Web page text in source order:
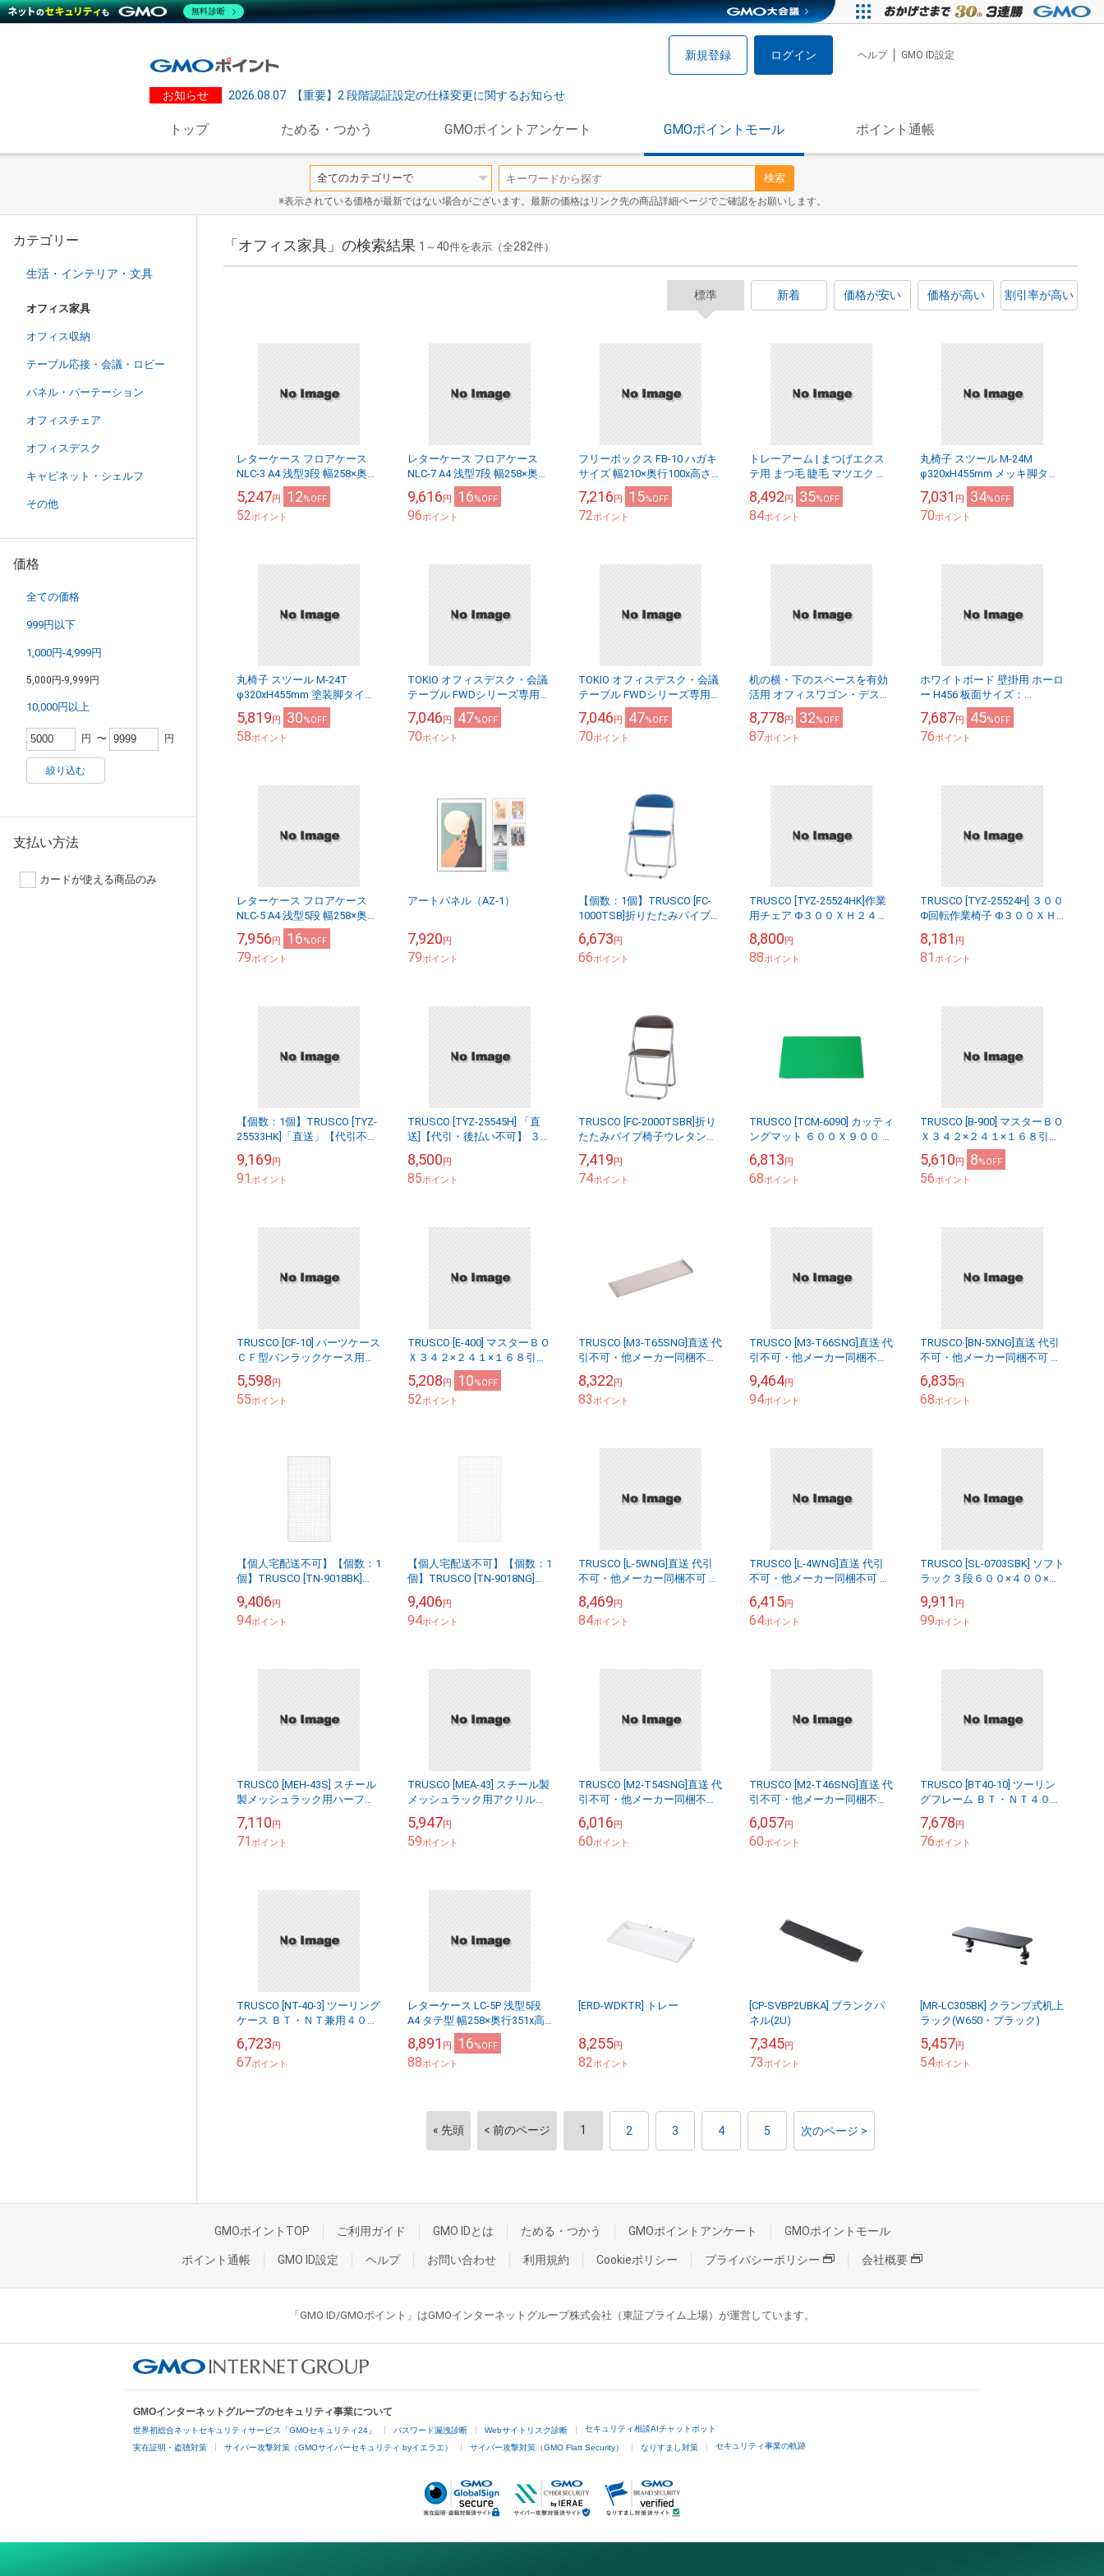
新規登録 ログイン ヘルプ GMO ID設定
お知らせ 2026.08.07 【重要】2 段階認証設定の仕様変更に関するお知らせ
トップ ためる・つかう GMOポイントアンケート GMOポイントモール ポイント通帳
検索
※表示されている価格が最新ではない場合がございます。最新の価格はリンク先の商品詳細ページでご確認をお願いします。
カテゴリー
生活・インテリア・文具
オフィス家具
オフィス収納
テーブル応接・会議・ロビー
パネル・パーテーション
オフィスチェア
オフィスデスク
キャビネット・シェルフ
その他
価格
全ての価格
999円以下
1,000円-4,999円
5,000円-9,999円
10,000円以上
円 〜 円
絞り込む
支払い方法
カードが使える商品のみ
「オフィス家具」の検索結果 1 ～ 40件を表示（全282件）
標準 新着 価格が安い 価格が高い 割引率が高い
レターケース フロアケース
NLC-3 A4 浅型3段 幅258×奥行
341x高さ151mm 【送料無料
(北海道・沖縄・離島を除く...
5,247円 12%OFF
52ポイント
レターケース フロアケース
NLC-7 A4 浅型7段 幅258×奥行
341x高さ151mm 【送料無料
(北海道・沖縄・離島を除く...
9,616円 16%OFF
96ポイント
フリーボックス FB-10 ハガキ
サイズ 幅210×奥行100x高さ
310mm はがき アンケート回
収 ポスト ナカバヤシ
7,216円 15%OFF
72ポイント
トレーアーム | まつげエクス
テ用 まつ毛 睫毛 マツエク ま
つエク マツエク まつえく パ
イプ約60mmのスペース取り
付け可能 ...
8,492円 35%OFF
84ポイント
丸椅子 スツール M-24M
φ320xH455mm メッキ脚タイ
プ 会議椅子 打ち合わせ
7,031 円 34%OFF
70ポイント
丸椅子 スツール M-24T
φ320xH455mm 塗装脚タイプ
会議椅子 打ち合わせ
5,819円 30%OFF
58ポイント
TOKIO オフィスデスク・会議
テーブル FWDシリーズ専用
インジケーター付スイッチ
FWD-TDH5 事務机 ミーティン
グテー...
7,046円 47%OFF
70ポイント
TOKIO オフィスデスク・会議
テーブル FWDシリーズ専用
衝突検知センサー FWD-TCS1
事務机 ミーティングテーブル
セ...
7,046円 47%OFF
70ポイント
机の横・下のスペースを有効
活用 オフィスワゴン・デスク
ターナ ND-101SN
8,778円 32%OFF
87ポイント
ホワイトボード 壁掛用 ホーロ
ー H456 板面サイズ：
W600xH450mm ホーローホワ
イト 無地 白板 学校 オフィス
会議...
7,687円 45%OFF
76ポイント
レターケース フロアケース
NLC-5 A4 浅型5段 幅258×奥行
341x高さ151mm 【送料無料
(北海道・沖縄・離島を除く...
7,956円 16%OFF
79ポイント
アートパネル（AZ-1）
7,920円
79ポイント
【個数：1個】TRUSCO [FC-
1000TSB]折りたたみパイプ椅
6,673円
66ポイント
TRUSCO [TYZ-25524HK]作業
用チェア Φ３００ＸＨ２４０
8,800円
88ポイント
TRUSCO [TYZ-25524H] ３００
Φ回転作業椅子 Φ３００ＸＨ
8,181 円
81ポイント
【個数：1個】TRUSCO [TYZ-
25533HK]「直送」【代引不
業用チェア Φ３００ＸＨ３３
０ キ...
9,169円
91ポイント
TRUSCO [TYZ-25545H] 「直
送]【代引・後払い不可】 ３０
Ｈ４５０
8,500円
85ポイント
TRUSCO [FC-2000TSBR]折り
たたみパイプ椅子ウレタンレ
7,419円
74ポイント
TRUSCO [TCM-6090] カッティ
ングマット ６００Ｘ９００ 厚
6,813円
68ポイント
TRUSCO [B-900] マスターＢＯ
Ｘ３４２×２４１×１６８引出
5,610円 8%OFF
56ポイント
TRUSCO [CF-10] パーツケース
ＣＦ型バンラックケース用棚
5,598円
55ポイント
TRUSCO [E-400] マスターＢＯ
Ｘ３４２×２４１×１６８引出
5,208円 10%OFF
52ポイント
TRUSCO [M3-T65SNG]直送 代
引不可・他メーカー同梱不可
４０×４５０
8,322円
83ポイント
TRUSCO [M3-T66SNG]直送 代
引不可・他メーカー同梱不可
４０×５５０
9,464円
94ポイント
TRUSCO [BN-5XNG]直送 代引
不可・他メーカー同梱不可 軽
付１５００×
6,835円
68ポイント
【個人宅配送不可】【個数：1
個】TRUSCO [TN-9018BK]
カー同梱不可】 棚用ディスプ
レイネ...
9,406円
94ポイント
【個人宅配送不可】【個数：1
個】TRUSCO [TN-9018NG]
カー同梱不可】 ディスプレイ
ネット...
9,406円
94ポイント
TRUSCO [L-5WNG]直送 代引
不可・他メーカー同梱不可 ボ
４個付１５０
8,469円
84ポイント
TRUSCO [L-4WNG]直送 代引
不可・他メーカー同梱不可 ボ
４個付１２０
6,415円
64ポイント
TRUSCO [SL-0703SBK] ソフト
ラック３段６００×４００×７
9,911 円
99ポイント
TRUSCO [MEH-43S] スチール
製メッシュラック用ハーフ棚
7,110円
71ポイント
TRUSCO [MEA-43] スチール製
メッシュラック用アクリル板
5,947円
59ポイント
TRUSCO [M2-T54SNG]直送 代
引不可・他メーカー同梱不可
４３０棚受
6,016円
60ポイント
TRUSCO [M2-T46SNG]直送 代
引不可・他メーカー同梱不可
５８０棚受
6,057円
60ポイント
TRUSCO [BT40-10] ツーリン
グフレーム ＢＴ・ＮＴ４０兼
7,678円
76ポイント
TRUSCO [NT-40-3] ツーリング
ケース ＢＴ・ＮＴ兼用４０用
6,723円
67ポイント
レターケース LC-5P 浅型5段
A4 タテ型 幅258×奥行351x高
さ237mm ナカバヤシ レター
トレー
8,891 円 16%OFF
88ポイント
[ERD-WDKTR] トレー
8,255円
82ポイント
[CP-SVBP2UBKA] ブランクパ
ネル(2U)
7,345円
73ポイント
[MR-LC305BK] クランプ式机上
ラック(W650・ブラック)
5,457円
54ポイント
« 先頭 < 前のページ 1 2 3 4 5 次のページ >
GMOポイントTOP ご利用ガイド GMO IDとは ためる・つかう GMOポイントアンケート GMOポイントモール
ポイント通帳 GMO ID設定 ヘルプ お問い合わせ 利用規約 Cookieポリシー プライバシーポリシー 会社概要
「GMO ID/GMOポイント」はGMOインターネットグループ株式会社（東証プライム上場）が運営しています。
GMOインターネットグループのセキュリティ事業について
世界初総合ネットセキュリティサービス「GMOセキュリティ24」 パスワード漏洩診断 Webサイトリスク診断 セキュリティ相談AIチャットボット
実在証明・盗聴対策 サイバー攻撃対策（GMOサイバーセキュリティ byイエラエ） サイバー攻撃対策（GMO Flatt Security） なりすまし対策 セキュリティ事業の軌跡
無料診断